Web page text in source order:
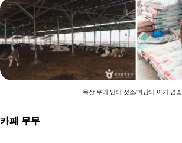
목장 우리 안의 젖소/마당의 아기 염소
카페 무무